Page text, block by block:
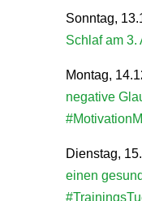
Sonntag,
Schlaf am 3.
Montag,
negative
Dienstag,
einen